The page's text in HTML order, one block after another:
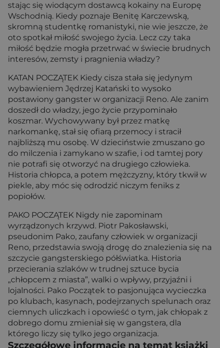
stając się wiodącym dostawcą kokainy na Europę
Wschodnią. Kiedy poznaje Benitę Karczewską,
skromną studentkę romanistyki, nie wie jeszcze, że
oto spotkał miłość swojego życia. Lecz czy taka
miłość będzie mogła przetrwać w świecie brudnych
interesów, zemsty i pragnienia władzy?
KATAN POCZĄTEK Kiedy cisza stała się jedynym
wybawieniem Jędrzej Katański to wysoko
postawiony gangster w organizacji Reno. Ale zanim
doszedł do władzy, jego życie przypominało
koszmar. Wychowywany był przez matkę
narkomankę, stał się ofiarą przemocy i stracił
najbliższą mu osobę. W dzieciństwie zmuszano go
do milczenia i zamykano w szafie, i od tamtej pory
nie potrafi się otworzyć na drugiego człowieka.
Historia chłopca, a potem mężczyzny, który tkwił w
piekle, aby móc się odrodzić niczym feniks z
popiołów.
PAKO POCZĄTEK Nigdy nie zapominam
wyrządzonych krzywd. Piotr Pakosławski,
pseudonim Pako, zaufany człowiek w organizacji
Reno, przedstawia swoją drogę do znalezienia się na
szczycie gangsterskiego półświatka. Historia
przecierania szlaków w trudnej sztuce bycia
„chłopcem z miasta”, walki o wpływy, przyjaźni i
lojalności. Pako Początek to pasjonująca wycieczka
po klubach, kasynach, podejrzanych spelunach oraz
ciemnych uliczkach i opowieść o tym, jak chłopak z
dobrego domu zmieniał się w gangstera, dla
którego liczy się tylko jego organizacja.
Szczegółowe informacje na temat książki